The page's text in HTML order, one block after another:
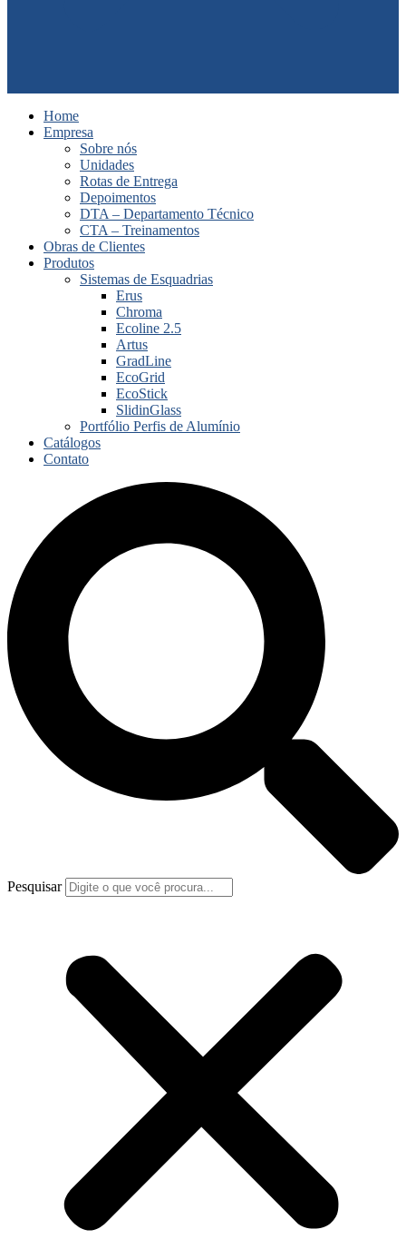
Home
Empresa
Sobre nós
Unidades
Rotas de Entrega
Depoimentos
DTA – Departamento Técnico
CTA – Treinamentos
Obras de Clientes
Produtos
Sistemas de Esquadrias
Erus
Chroma
Ecoline 2.5
Artus
GradLine
EcoGrid
EcoStick
SlidinGlass
Portfólio Perfis de Alumínio
Catálogos
Contato
Pesquisar